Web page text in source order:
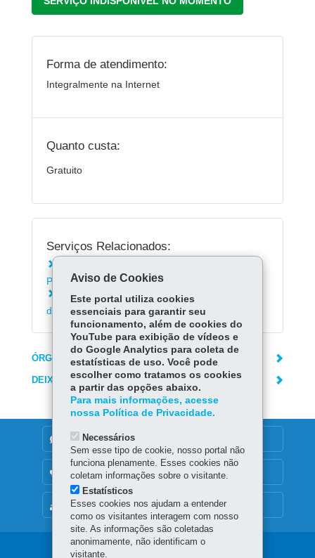
Forma de atendimento:
Integralmente na Internet
Quanto custa:
Gratuito
Serviços Relacionados:
Pais
Acessar Registro de Classe On-line da Rede
de Ensino (RCO)
ÓRGÃO RESPONSÁVEL
DEIXE SUA OPINIÃO
MAPA DO SITE
DENUNCIE CORRUPÇÃO
OUVIDORIA
Aviso de Cookies
Este portal utiliza cookies
essenciais para garantir seu
funcionamento, além de cookies do
YouTube para exibição de vídeos e
do Google Analytics para coleta de
estatísticas de uso. Você pode
escolher como tratamos os cookies
a partir das opções abaixo.
Para mais informações, acesse
nossa Política de Privacidade.
Necessários
Sem esse tipo de cookie, nosso portal não
funciona plenamente. Esses cookies não
coletam informações sobre o visitante.
Estatísticos
Esses cookies nos ajudam a entender
como os visitantes interagem com nosso
site. As informações são coletadas
anonimamente, não identificam o
visitante.